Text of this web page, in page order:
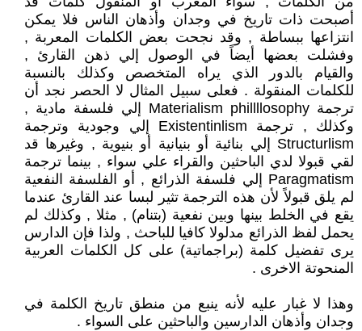
أصبحت ذات تاريخ في وجدان وأذهان الناس فلا يمكن
انتزاعها ببساطة , وقد نجحت بعض الكلمات المعربة ,
وفشلت بعضها أيضاً في الوصول إلي ذهن القارئ ,
والقيام بالدور الذي يراه المتخصص وكذلك بالنسبة
للكلمات المنقولة . فعلى سبيل المثال لا الحصر نجد أن
ترجمة Materialism phillllosophy إلي فلسفة مادية ,
وكذلك , ترجمة Existentinlism إلي وجودية وترجمة
Structurlism إلي بنائية أو بنيانية أو بنيوية , وغيرها قد
لقي قبولا لدي الباحثين والقراء علي سواء , بينما ترجمة
Paragmatism إلي فلسفة الذرائع , أو الفلسفة النفعية
لم يلق قبولاً لأن هذه الترجمة تثير لبسا عند القارئ عندما
يقع في الخلط بينها وبين نفعية (بتنام) , مثلا , وكذلك لم
يحمل لفظ الذرائع مدلولا كافيا للباحث , ولذا فإن الدارس
يرى تفضيل كلمة (براجماتية) على كل الكلمات العربية
المنحوتة الاخرى .
وهذا لا غبار عليه لأنه ينبع من منطق تاريخ الكلمة في
وجدان وأذهان الدارسين والباحثين على السواء .